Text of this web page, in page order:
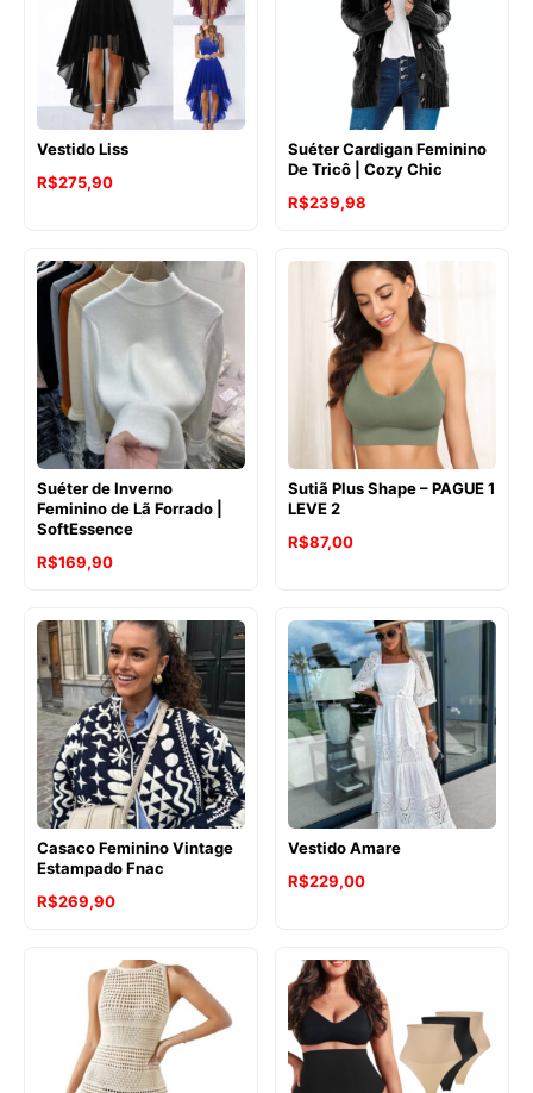
Vestido Liss
R$275,90
Suéter Cardigan Feminino
De Tricô | Cozy Chic
R$239,98
Suéter de Inverno
Feminino de Lã Forrado |
SoftEssence
R$169,90
Sutiã Plus Shape – PAGUE 1
LEVE 2
R$87,00
Casaco Feminino Vintage
Estampado Fnac
R$269,90
Vestido Amare
R$229,00